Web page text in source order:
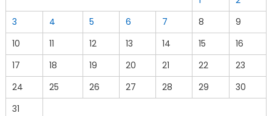
3
4 5 6 7 8
9
10
11 12 13 14 15
16
17
18 19 20 21 22
23
24
25 26 27 28 29
30
31